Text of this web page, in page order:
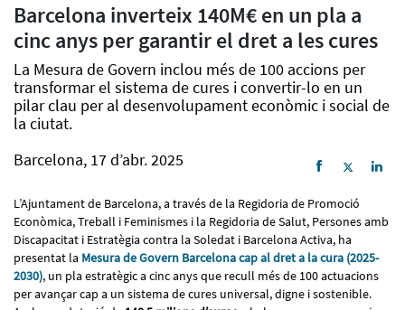
Barcelona inverteix 140M€ en un pla a
cinc anys per garantir el dret a les cures
La Mesura de Govern inclou més de 100 accions per
transformar el sistema de cures i convertir-lo en un
pilar clau per al desenvolupament econòmic i social de
la ciutat.
Barcelona, 17 d’abr. 2025
L’Ajuntament de Barcelona, a través de la Regidoria de Promoció
Econòmica, Treball i Feminismes i la Regidoria de Salut, Persones amb
Discapacitat i Estratègia contra la Soledat i Barcelona Activa, ha
presentat la Mesura de Govern Barcelona cap al dret a la cura (2025-
2030), un pla estratègic a cinc anys que recull més de 100 actuacions
per avançar cap a un sistema de cures universal, digne i sostenible.